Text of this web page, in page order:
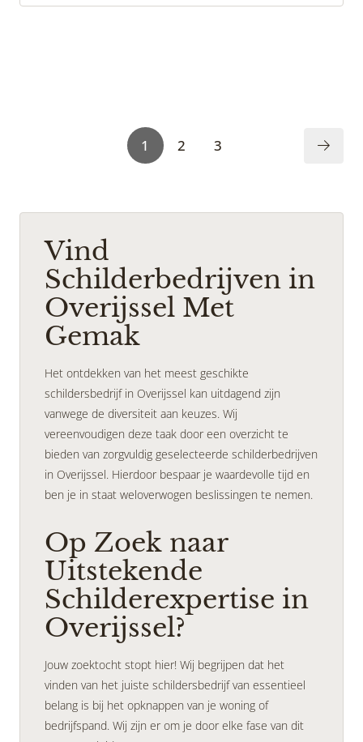
1 2 3
Vind
Schilderbedrijven in
Overijssel Met
Gemak
Het ontdekken van het meest geschikte
schildersbedrijf in Overijssel kan uitdagend zijn
vanwege de diversiteit aan keuzes. Wij
vereenvoudigen deze taak door een overzicht te
bieden van zorgvuldig geselecteerde schilderbedrijven
in Overijssel. Hierdoor bespaar je waardevolle tijd en
ben je in staat weloverwogen beslissingen te nemen.
Op Zoek naar
Uitstekende
Schilderexpertise in
Overijssel?
Jouw zoektocht stopt hier! Wij begrijpen dat het
vinden van het juiste schildersbedrijf van essentieel
belang is bij het opknappen van je woning of
bedrijfspand. Wij zijn er om je door elke fase van dit